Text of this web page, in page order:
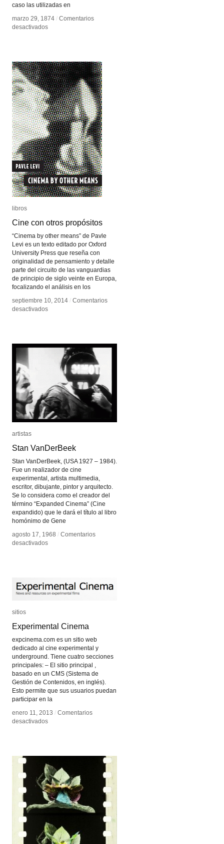
caso las utilizadas en
marzo 29, 1874 / Comentarios
desactivadosen
marzo 29, 1874 / Comentarios
desactivadosen
libros
Cine con otros propósitos
“Cinema by other means” de Pavle
Levi es un texto editado por Oxford
University Press que reseña con
originalidad de pensamiento y detalle
parte del circuito de las vanguardias
de principio de siglo veinte en Europa,
focalizando el análisis en los
septiembre 10, 2014 / Comentarios
desactivadosen
propósitos
libros
Cine con otros propósitos
septiembre 10, 2014 / Comentarios
desactivadosen
propósitos
artistas
Stan VanDerBeek
Stan VanDerBeek, (USA 1927 – 1984).
Fue un realizador de cine
experimental, artista multimedia,
escritor, dibujante, pintor y arquitecto.
Se lo considera como el creador del
término “Expanded Cinema” (Cine
expandido) que le dará el título al libro
homónimo de Gene
agosto 17, 1968 / Comentarios
desactivadosen
artistas
Stan VanDerBeek
agosto 17, 1968 / Comentarios
desactivadosen
sitios
Experimental Cinema
expcinema.com es un sitio web
dedicado al cine experimental y
underground. Tiene cuatro secciones
principales: – El sitio principal ,
basado en un CMS (Sistema de
Gestión de Contenidos, en inglés).
Esto permite que sus usuarios puedan
participar en la
enero 11, 2013 / Comentarios
desactivadosen
sitios
Experimental Cinema
enero 11, 2013 / Comentarios
desactivadosen